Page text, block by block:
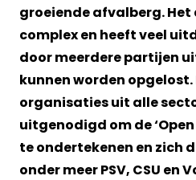
groeiendeafvalberg.
complex en heeft veel
door meerdere partijen
kunnen worden opgelost.
organisaties uit alle
uitgenodigd om de
te ondertekenen en zich
onder meer PSV, CSU en